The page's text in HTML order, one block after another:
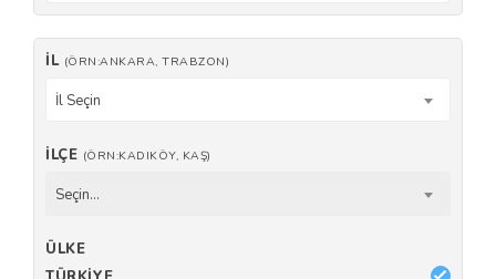
İL (ÖRN:ANKARA, TRABZON)
İl Seçin
İLÇE (ÖRN:KADIKÖY, KAŞ)
Seçin...
ÜLKE